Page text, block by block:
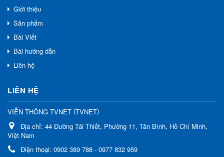
Giới thiệu
Sản phẩm
Bài Viết
Bài hướng dẫn
Liên hệ
LIÊN HỆ
VIỄN THÔNG TVNET (TVNET)
Địa chỉ: 44 Đường Tái Thiết, Phường 11, Tân Bình, Hồ Chí Minh,
Việt Nam
Điện thoại: 0902 389 788 - 0977 832 959